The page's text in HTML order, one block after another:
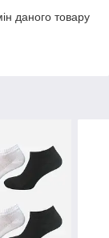
даного товару